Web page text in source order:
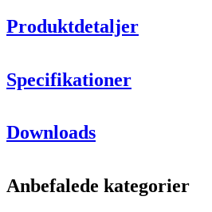
Produktdetaljer
Specifikationer
Produktnummer
FrontfarveSort
Downloads
Anbefalede kategorier